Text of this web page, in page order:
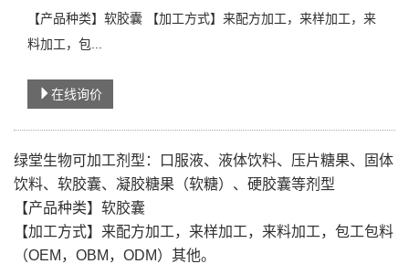
【产品种类】软胶囊 【加工方式】来配方加工，来样加工，来
料加工，包...
在线询价
绿堂生物可加工剂型：口服液、液体饮料、压片糖果、固体
饮料、软胶囊、凝胶糖果（软糖）、硬胶囊等剂型
【产品种类】软胶囊
【加工方式】来配方加工，来样加工，来料加工，包工包料
（OEM，OBM，ODM）其他。